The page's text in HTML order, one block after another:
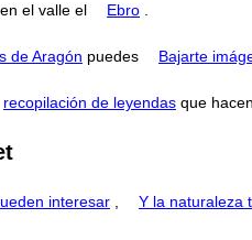
el valle el Ebro .
de Aragón puedes Bajarte
recopilación de leyendas que
interesar
Y la naturaleza